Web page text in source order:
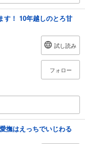
す！ 10年越しのとろ甘
試し読み
フォロー
撫はえっちでいじわる